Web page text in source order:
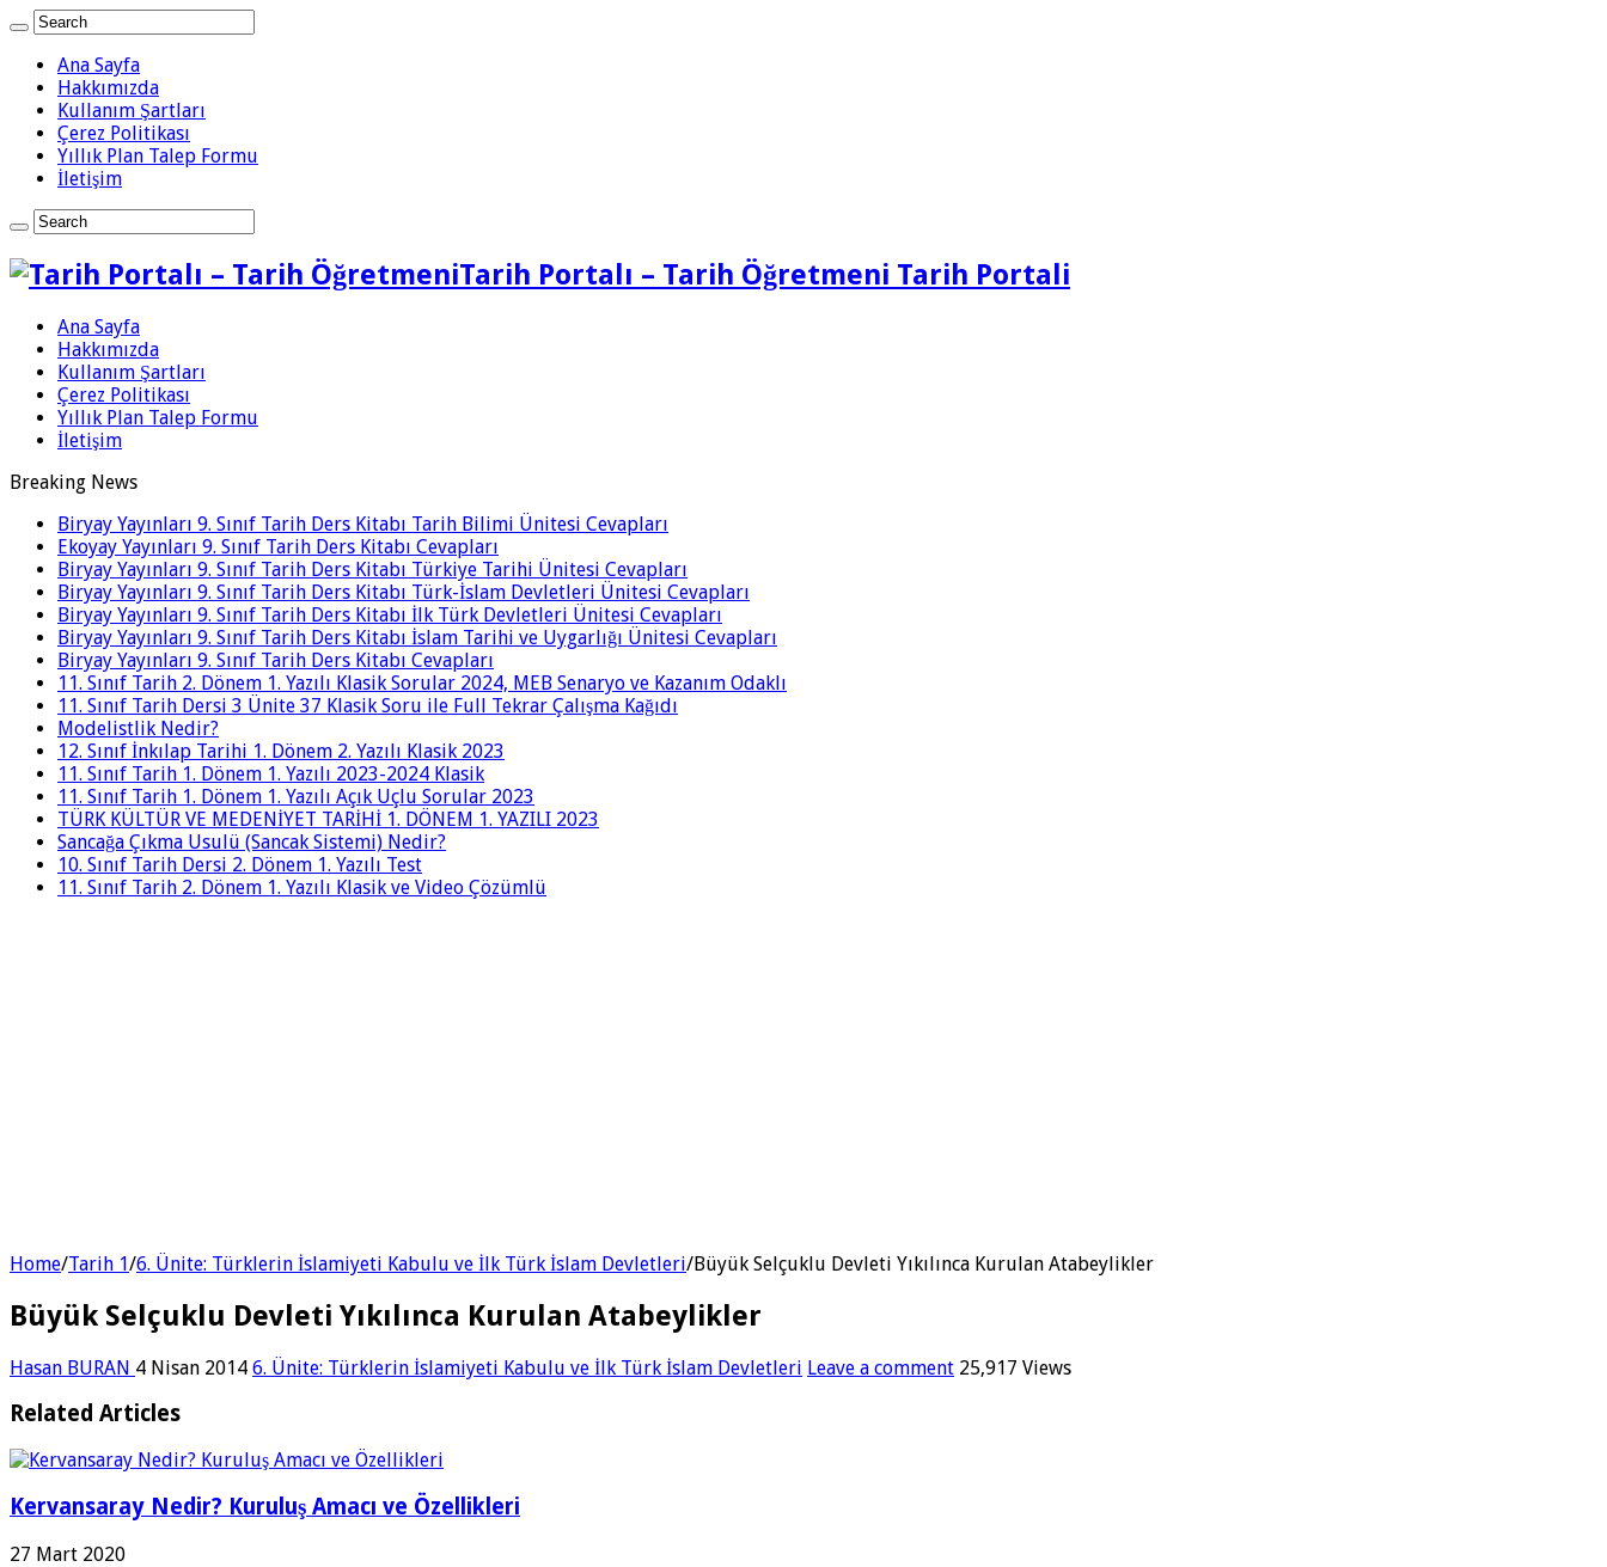
Ana Sayfa
Hakkımızda
Kullanım Şartları
Çerez Politikası
Yıllık Plan Talep Formu
İletişim
Tarih Portalı – Tarih Öğretmeni Tarih Portali
Ana Sayfa
Hakkımızda
Kullanım Şartları
Çerez Politikası
Yıllık Plan Talep Formu
İletişim
Breaking News
Biryay Yayınları 9. Sınıf Tarih Ders Kitabı Tarih Bilimi Ünitesi Cevapları
Ekoyay Yayınları 9. Sınıf Tarih Ders Kitabı Cevapları
Biryay Yayınları 9. Sınıf Tarih Ders Kitabı Türkiye Tarihi Ünitesi Cevapları
Biryay Yayınları 9. Sınıf Tarih Ders Kitabı Türk-İslam Devletleri Ünitesi Cevapları
Biryay Yayınları 9. Sınıf Tarih Ders Kitabı İlk Türk Devletleri Ünitesi Cevapları
Biryay Yayınları 9. Sınıf Tarih Ders Kitabı İslam Tarihi ve Uygarlığı Ünitesi Cevapları
Biryay Yayınları 9. Sınıf Tarih Ders Kitabı Cevapları
11. Sınıf Tarih 2. Dönem 1. Yazılı Klasik Sorular 2024, MEB Senaryo ve Kazanım Odaklı
11. Sınıf Tarih Dersi 3 Ünite 37 Klasik Soru ile Full Tekrar Çalışma Kağıdı
Modelistlik Nedir?
12. Sınıf İnkılap Tarihi 1. Dönem 2. Yazılı Klasik 2023
11. Sınıf Tarih 1. Dönem 1. Yazılı 2023-2024 Klasik
11. Sınıf Tarih 1. Dönem 1. Yazılı Açık Uçlu Sorular 2023
TÜRK KÜLTÜR VE MEDENİYET TARİHİ 1. DÖNEM 1. YAZILI 2023
Sancağa Çıkma Usulü (Sancak Sistemi) Nedir?
10. Sınıf Tarih Dersi 2. Dönem 1. Yazılı Test
11. Sınıf Tarih 2. Dönem 1. Yazılı Klasik ve Video Çözümlü
Home/Tarih 1/6. Ünite: Türklerin İslamiyeti Kabulu ve İlk Türk İslam Devletleri/Büyük Selçuklu Devleti Yıkılınca Kurulan Atabeylikler
Büyük Selçuklu Devleti Yıkılınca Kurulan Atabeylikler
Hasan BURAN 4 Nisan 2014 6. Ünite: Türklerin İslamiyeti Kabulu ve İlk Türk İslam Devletleri Leave a comment 25,917 Views
Related Articles
Kervansaray Nedir? Kuruluş Amacı ve Özellikleri
27 Mart 2020